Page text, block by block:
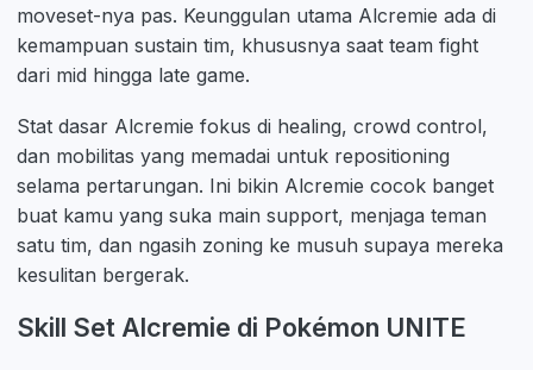
moveset-nya pas. Keunggulan utama Alcremie ada di
kemampuan sustain tim, khususnya saat team fight
dari mid hingga late game.
Stat dasar Alcremie fokus di healing, crowd control,
dan mobilitas yang memadai untuk repositioning
selama pertarungan. Ini bikin Alcremie cocok banget
buat kamu yang suka main support, menjaga teman
satu tim, dan ngasih zoning ke musuh supaya mereka
kesulitan bergerak.
Skill Set Alcremie di Pokémon UNITE